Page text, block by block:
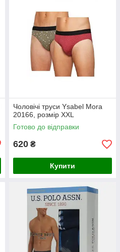
Чоловічі труси Ysabel Mora
20166, розмір XXL
Готово до відправки
620 ₴
Купити